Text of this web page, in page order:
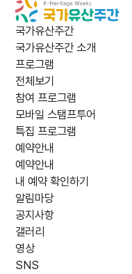
국가유산주간
국가유산주간 소개
프로그램
전체보기
참여 프로그램
모바일 스탬프투어
특집 프로그램
예약안내
예약안내
내 예약 확인하기
알림마당
공지사항
갤러리
영상
SNS